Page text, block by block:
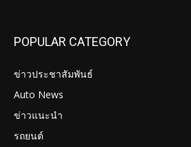
POPULAR CATEGORY
ข่าวประชาสัมพันธ์
Auto News
ข่าวแนะนำ
รถยนต์